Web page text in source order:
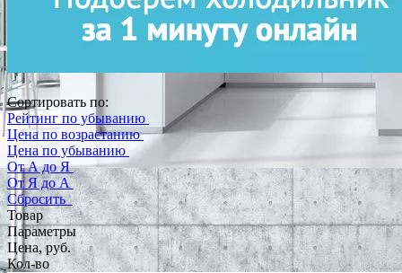
Сортировать по:
Рейтинг по убыванию
Цена по возрастанию
Цена по убыванию
От А до Я
От Я до А
Сбросить
Товар
Параметры
Цена, руб.
Кол-во